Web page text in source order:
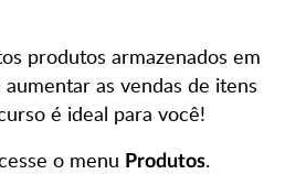
produtos armazenados em
as vendas de itens
é ideal para você!
o menu Produtos.